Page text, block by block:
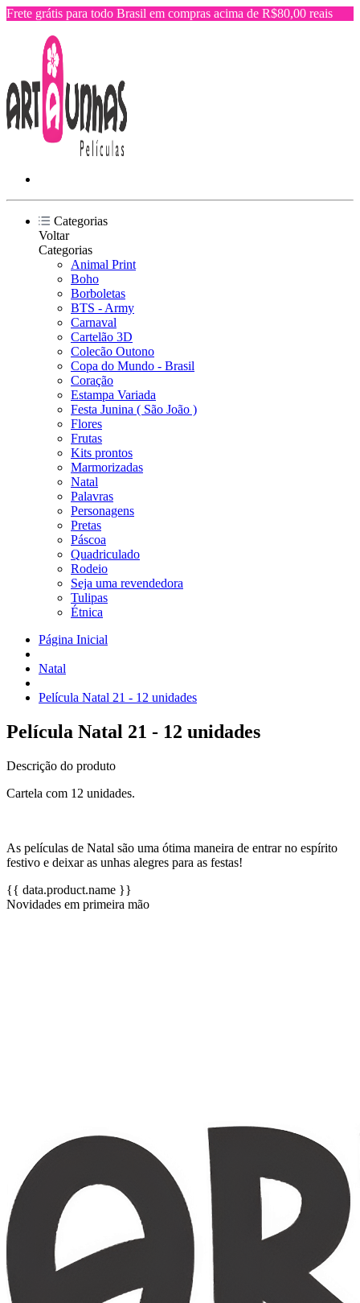
Frete grátis para todo Brasil em compras acima de R$80,00 reais
Categorias
Voltar
Categorias
Animal Print
Boho
Borboletas
BTS - Army
Carnaval
Cartelão 3D
Colecão Outono
Copa do Mundo - Brasil
Coração
Estampa Variada
Festa Junina ( São João )
Flores
Frutas
Kits prontos
Marmorizadas
Natal
Palavras
Personagens
Pretas
Páscoa
Quadriculado
Rodeio
Seja uma revendedora
Tulipas
Étnica
Página Inicial
Natal
Película Natal 21 - 12 unidades
Película Natal 21 - 12 unidades
Descrição do produto
Cartela com 12 unidades.
As películas de Natal são uma ótima maneira de entrar no espírito
festivo e deixar as unhas alegres para as festas!
{{ data.product.name }}
Novidades em primeira mão